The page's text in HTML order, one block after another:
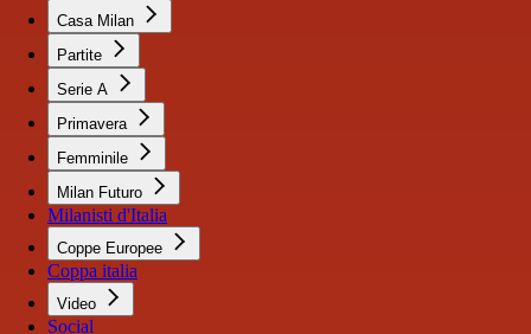
Casa Milan
Partite
Serie A
Primavera
Femminile
Milan Futuro
Milanisti d'Italia
Coppe Europee
Coppa italia
Video
Social